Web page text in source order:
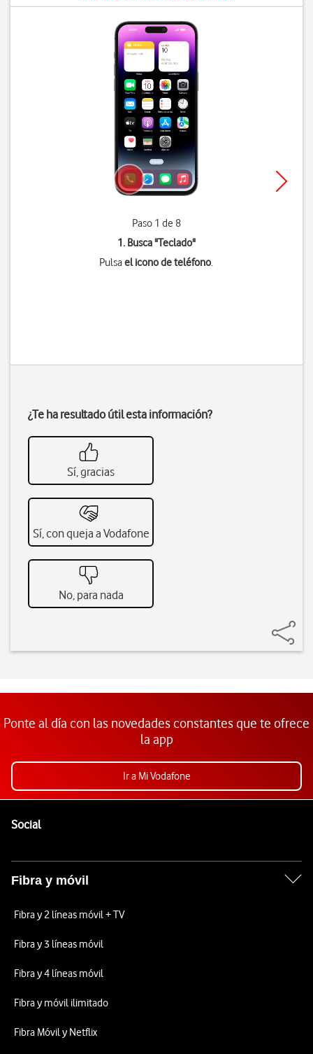
Paso 1 de 8
1. Busca "Teclado"
Pulsael icono de teléfono.
¿Te ha resultado útil esta información?
Sí, gracias
Sí, con queja a Vodafone
No, para nada
Ponte al día con las novedades constantes que te ofrece
la app
Ir a Mi Vodafone
SocialEnlaces a las redes sociales de Vodafone
Fibra y móvil
Fibra y 2 líneas móvil + TV
Fibra y 3 líneas móvil
Fibra y 4 líneas móvil
Fibra y móvil ilimitado
Fibra Móvil y Netflix